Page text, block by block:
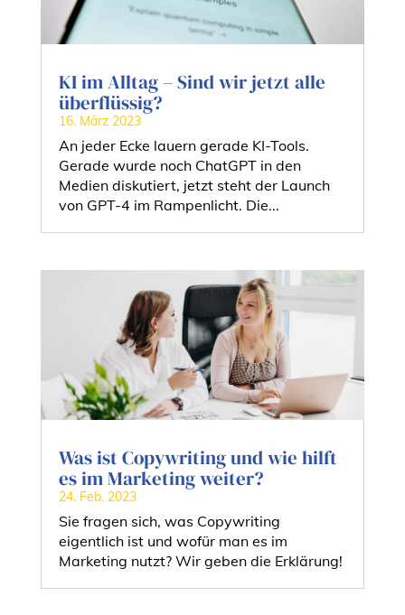
KI im Alltag – Sind wir jetzt alle
überflüssig?
16. März 2023
An jeder Ecke lauern gerade KI-Tools.
Gerade wurde noch ChatGPT in den
Medien diskutiert, jetzt steht der Launch
von GPT-4 im Rampenlicht. Die...
Was ist Copywriting und wie hilft
es im Marketing weiter?
24. Feb. 2023
Sie fragen sich, was Copywriting
eigentlich ist und wofür man es im
Marketing nutzt? Wir geben die Erklärung!